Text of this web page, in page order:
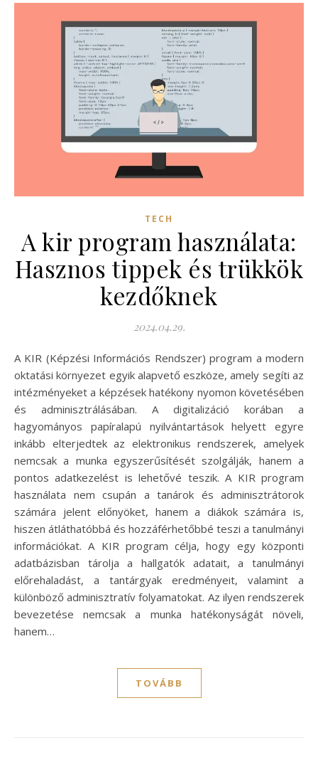
TECH
A kir program használata:
Hasznos tippek és trükkök
kezdőknek
2024.04.29.
A KIR (Képzési Információs Rendszer) program a modern
oktatási környezet egyik alapvető eszköze, amely segíti az
intézményeket a képzések hatékony nyomon követésében
és adminisztrálásában. A digitalizáció korában a
hagyományos papíralapú nyilvántartások helyett egyre
inkább elterjedtek az elektronikus rendszerek, amelyek
nemcsak a munka egyszerűsítését szolgálják, hanem a
pontos adatkezelést is lehetővé teszik. A KIR program
használata nem csupán a tanárok és adminisztrátorok
számára jelent előnyöket, hanem a diákok számára is,
hiszen átláthatóbbá és hozzáférhetőbbé teszi a tanulmányi
információkat. A KIR program célja, hogy egy központi
adatbázisban tárolja a hallgatók adatait, a tanulmányi
előrehaladást, a tantárgyak eredményeit, valamint a
különböző adminisztratív folyamatokat. Az ilyen rendszerek
bevezetése nemcsak a munka hatékonyságát növeli,
hanem…
TOVÁBB